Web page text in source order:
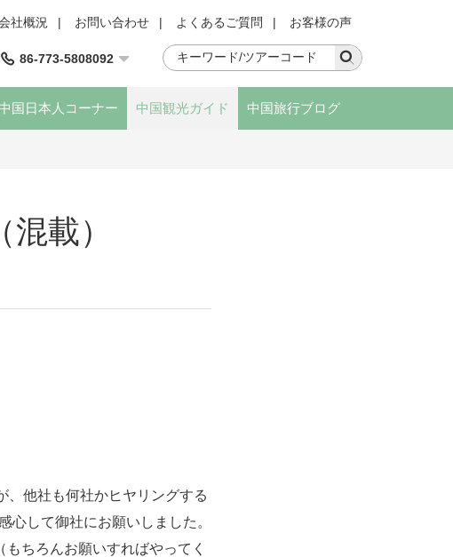
社概況 | お問い合わせ | よくあるご質問 | お客様の声
86-773-5808092
国日本人コーナー 中国観光ガイド 中国旅行ブログ
載）
他社も何社かヒヤリングする
心して御社にお願いしました。
ちろんお願いすればやってく